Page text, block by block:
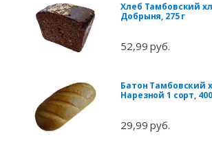
Хлеб Тамбовский
Добрыня, 275 г
52,99 руб.
Батон Тамбовский
Нарезной 1 сорт,
29,99 руб.